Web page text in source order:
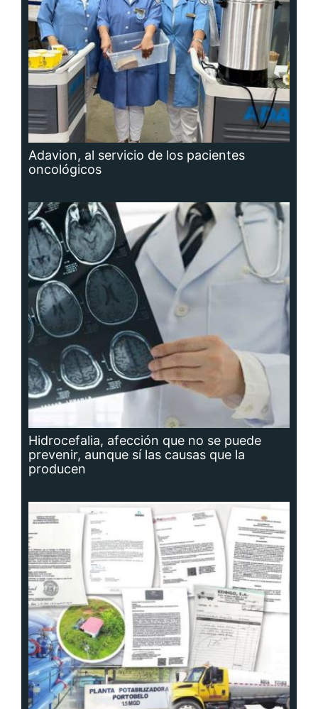
Adavion, al servicio de los pacientes
oncológicos
Hidrocefalia, afección que no se puede
prevenir, aunque sí las causas que la
producen